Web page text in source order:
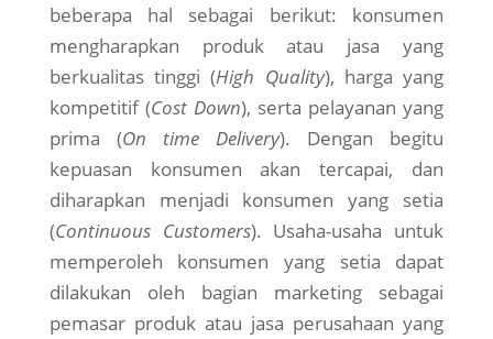
beberapa hal sebagai berikut: konsumen
mengharapkan produk atau jasa yang
berkualitas tinggi (High Quality), harga yang
kompetitif (Cost Down), serta pelayanan yang
prima (On time Delivery). Dengan begitu
kepuasan konsumen akan tercapai, dan
diharapkan menjadi konsumen yang setia
(Continuous Customers). Usaha-usaha untuk
memperoleh konsumen yang setia dapat
dilakukan oleh bagian marketing sebagai
pemasar produk atau jasa perusahaan yang